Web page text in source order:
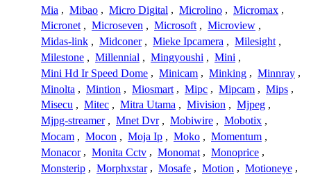
Mia , Mibao , Micro Digital , Microlino , Micromax ,
Micronet , Microseven , Microsoft , Microview ,
Midas-link , Midconer , Mieke Ipcamera , Milesight ,
Milestone , Millennial , Mingyoushi , Mini ,
Mini Hd Ir Speed Dome , Minicam , Minking , Minnray ,
Minolta , Mintion , Miosmart , Mipc , Mipcam , Mips ,
Misecu , Mitec , Mitra Utama , Mivision , Mjpeg ,
Mjpg-streamer , Mnet Dvr , Mobiwire , Mobotix ,
Mocam , Mocon , Moja Ip , Moko , Momentum ,
Monacor , Monita Cctv , Monomat , Monoprice ,
Monsterip , Morphxstar , Mosafe , Motion , Motioneye ,